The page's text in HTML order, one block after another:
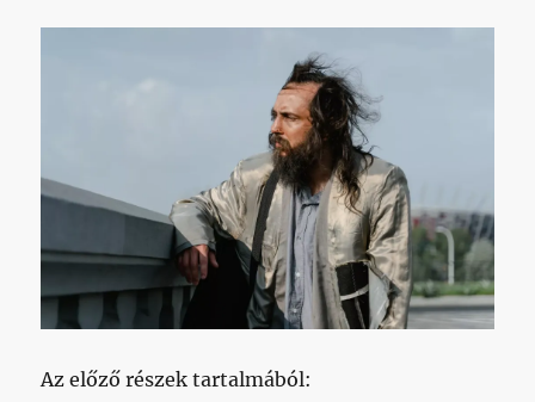
között
című
bejegyzéshez
Az előző részek tartalmából: